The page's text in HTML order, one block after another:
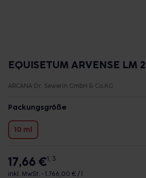
EQUISETUM ARVENSE LM
ARCANA Dr. Sewerin GmbH & Co.KG
Packungsgröße
10 ml
17,66 €1, 3
inkl. MwSt. • 1.766,00 € / l